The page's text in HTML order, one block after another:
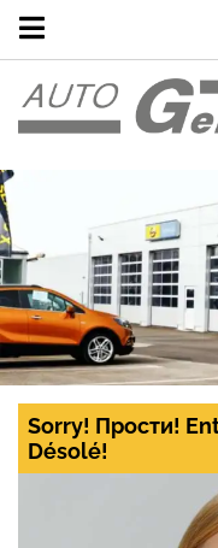
Sorry! Прости!
Désolé!